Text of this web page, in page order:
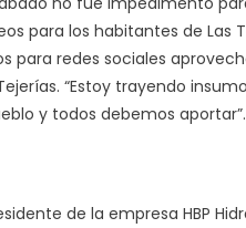
para los habitantes de Las
para redes sociales
“Estoy trayendo
y todos debemos aportar”.
de la empresa HBP